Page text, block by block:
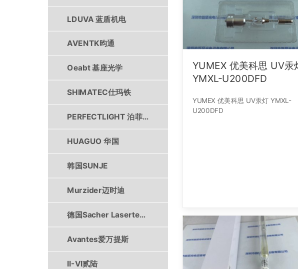
YUMEX 优美科思 UV汞灯
YMXL-U200DFD
YUMEX 优美科思 UV汞灯 YMXL-
U200DFD
LDUVA 蓝盾机电
AVENTK昀通
Oeabt 基座光学
SHIMATEC仕玛铁
PERFECTLIGHT 泊菲莱
HUAGUO 华国
韩国SUNJE
Murzider迈时迪
德国Sacher Lasertechnik
Avantes爱万提斯
II-VI贰陆